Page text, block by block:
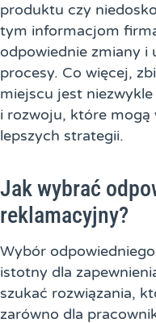
produktu czy
tym informacjom
odpowiednie zmiany i
procesy. Co więcej,
miejscu jest
i rozwoju, które
lepszych strategii.
Jak wybrać
reklamacyjny?
Wybór
istotny dla
szukać rozwiązania,
zarówno dla